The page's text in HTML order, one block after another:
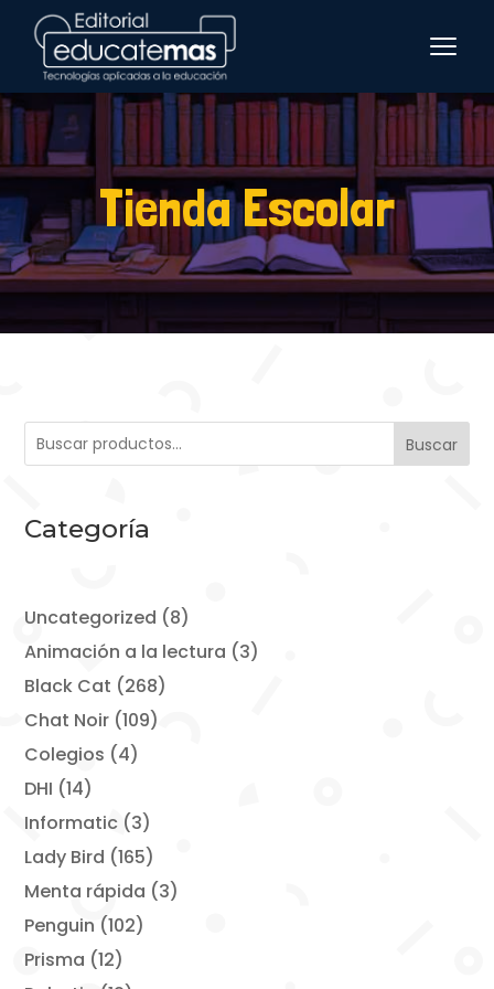
Tienda Escolar
Buscar
Categoría
Uncategorized 88
productos
Animación a la lectura 33
Black Cat 268268
Chat Noir 109109
Colegios 44
DHI 1414
productos
Informatic 33
productos
Lady Bird 165165
productos
Menta rápida 33
Penguin 102102
Prisma 1212
productos